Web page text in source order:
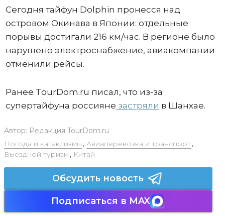
Сегодня тайфун Dolphin пронесся над
островом Окинава в Японии: отдельные
порывы достигали 216 км/час. В регионе было
нарушено электроснабжение, авиакомпании
отменили рейсы.
Ранее TourDom.ru писал, что из-за
супертайфуна россияне застряли в Шанхае.
Автор: Редакция TourDom.ru
Погода и катаклизмы , Авиаперевозка и транспорт,
Выездной туризм , Китай
Обсудить новость
Подписаться в MAX